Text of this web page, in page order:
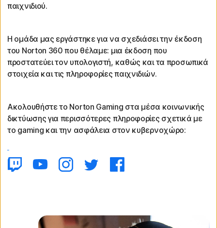
παιχνιδιού.
Η ομάδα μας εργάστηκε για να σχεδιάσει την έκδοση
του Norton 360 που θέλαμε: μια έκδοση που
προστατεύει τον υπολογιστή, καθώς και τα προσωπικά
στοιχεία και τις πληροφορίες παιχνιδιών.
Ακολουθήστε το Norton Gaming στα μέσα κοινωνικής
δικτύωσης για περισσότερες πληροφορίες σχετικά με
το gaming και την ασφάλεια στον κυβερνοχώρο: